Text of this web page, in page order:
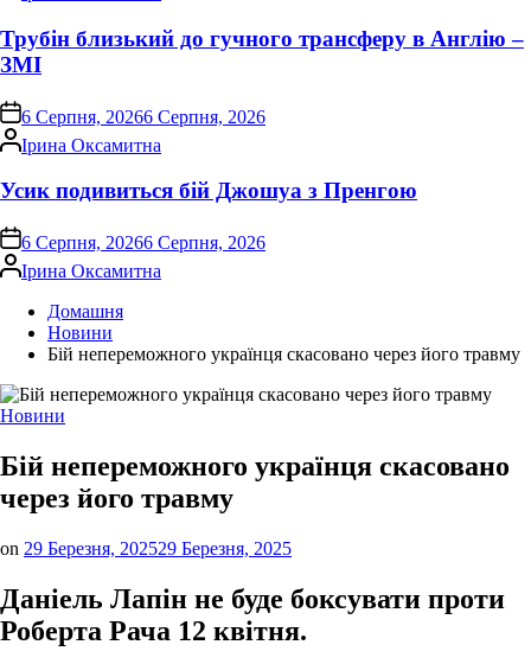
Трубін близький до гучного трансферу в Англію –
ЗМІ
on6 Серпня, 20266 Серпня, 2026
Опубліковано
Ірина Оксамитна
Усик подивиться бій Джошуа з Пренгою
on6 Серпня, 20266 Серпня, 2026
Опубліковано
Ірина Оксамитна
Домашня
Новини
Бій непереможного українця скасовано через його травму
Опублікувати
Новини
Бій непереможного українця скасовано
через його травму
on 29 Березня, 202529 Березня, 2025
Даніель Лапін не буде боксувати проти
Роберта Рача 12 квітня.